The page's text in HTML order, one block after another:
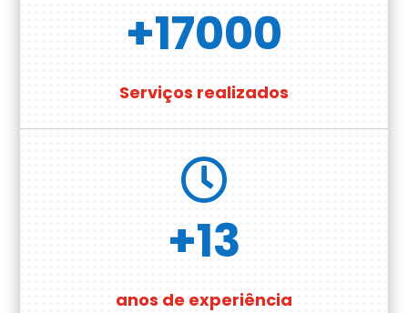
+17000
Serviços realizados

+13
anos de experiência